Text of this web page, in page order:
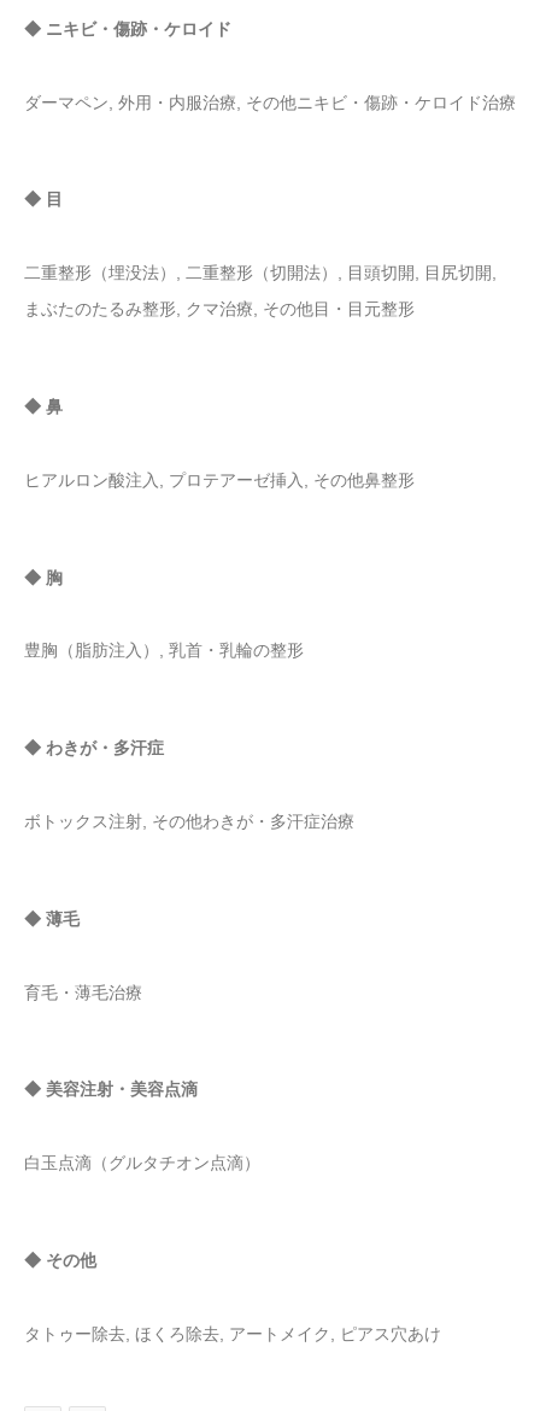
◆ ニキビ・傷跡・ケロイド
ダーマペン, 外用・内服治療, その他ニキビ・傷跡・ケロイド治療
◆ 目
二重整形（埋没法）, 二重整形（切開法）, 目頭切開, 目尻切開,
まぶたのたるみ整形, クマ治療, その他目・目元整形
◆ 鼻
ヒアルロン酸注入, プロテアーゼ挿入, その他鼻整形
◆ 胸
豊胸（脂肪注入）, 乳首・乳輪の整形
◆ わきが・多汗症
ボトックス注射, その他わきが・多汗症治療
◆ 薄毛
育毛・薄毛治療
◆ 美容注射・美容点滴
白玉点滴（グルタチオン点滴）
◆ その他
タトゥー除去, ほくろ除去, アートメイク, ピアス穴あけ